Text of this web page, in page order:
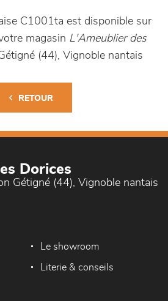
C1001ta est disponible sur
magasin L'Ameublier des
(44), Vignoble nantais
RETOUR
Dorices
Gétigné (44), Vignoble nantais
Le showroom
Literie & conseils